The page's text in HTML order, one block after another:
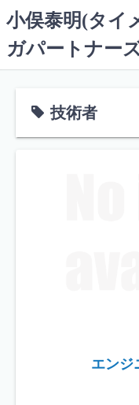
ン
テ
小俣泰明(タイ
ガパートナー
技術者
エンジ